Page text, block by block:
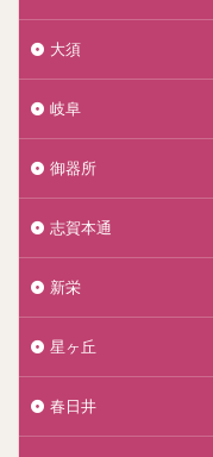
大須
岐阜
御器所
志賀本通
新栄
星ヶ丘
春日井